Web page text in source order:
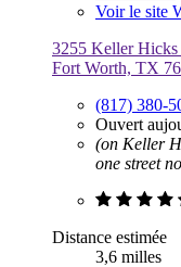
Voir le site
3255 Keller Hicks
Fort Worth, TX
(817) 380-
Ouvert
(on Keller
one street
Distance estimée
3,6 milles